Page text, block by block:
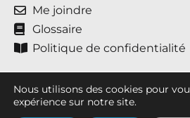
Me joindre
Glossaire
Politique de confidentialité
Nous utilisons des cookies pour
expérience sur notre site.